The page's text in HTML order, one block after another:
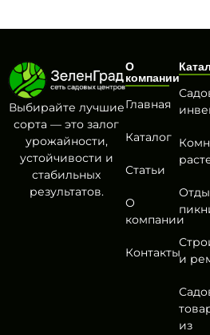
Выбирайте лучшие
сорта — это залог
урожайности,
устойчивости и
стабильных
результатов.
О
компании
Главная
Каталог
Статьи
О
компании
Контактыи
из